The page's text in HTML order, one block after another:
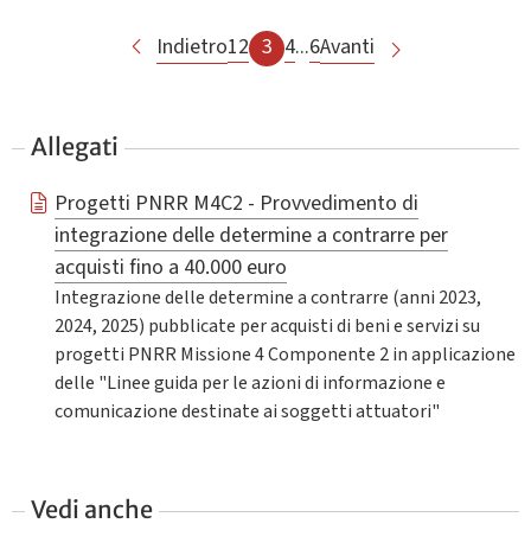
Indietro12 3 4...6Avanti
Allegati
Progetti PNRR M4C2 - Provvedimento di
integrazione delle determine a contrarre per
acquisti fino a 40.000 euro
Integrazione delle determine a contrarre (anni 2023,
2024, 2025) pubblicate per acquisti di beni e servizi su
progetti PNRR Missione 4 Componente 2 in applicazione
delle "Linee guida per le azioni di informazione e
comunicazione destinate ai soggetti attuatori"
Vedi anche